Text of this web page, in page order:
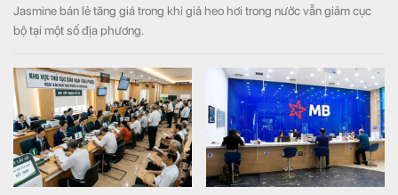
Jasmine bán lẻ tăng giá trong khi giá heo hơi trong nước vẫn giảm cục
bộ tại một số địa phương.